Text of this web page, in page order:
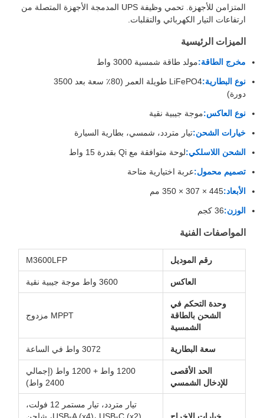
المتزامن للأجهزة. تحمي وظيفة UPS المدمجة الأجهزة المتصلة من
ارتفاعات التيار الكهربائي والتقلبات.
الميزات الرئيسية
مخرج الطاقة:مولد طاقة شمسية 3000 واط
نوع البطارية:
LiFePO4 طويلة العمر (80٪ سعة بعد 3500
دورة)
نوع العاكس:موجة جيبية نقية
خيارات الشحن:تيار متردد، شمسي، بطارية السيارة
الشحن اللاسلكي:لوحة متوافقة مع Qi بقدرة 15 واط
تصميم محمول:عربة اختيارية متاحة
الأبعاد:445 × 307 × 350 مم
الوزن:36 كجم
المواصفات الفنية
رقم الموديل M3600LFP
العاكس 3600 واط موجة جيبية نقية
وحدة التحكم في
الشحن بالطاقة
الشمسية
MPPT مزدوج
سعة البطارية 3072 واط في الساعة
الحد الأقصى
للإدخال الشمسي
1200 واط + 1200 واط (إجمالي
2400 واط)
تيار متردد، تيار مستمر 12 فولت،